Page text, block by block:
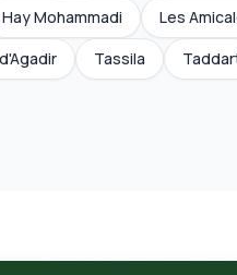
Hay Mohammadi
Les
Tassila